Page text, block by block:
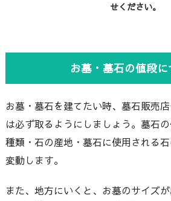
せください。
お墓・墓石の値段に
お墓・墓石を建てたい時、墓石販売
は必ず取るようにしましょう。墓石
種類・石の産地・墓石に使用される
変動します。
また、地方にいくと、お墓のサイズが